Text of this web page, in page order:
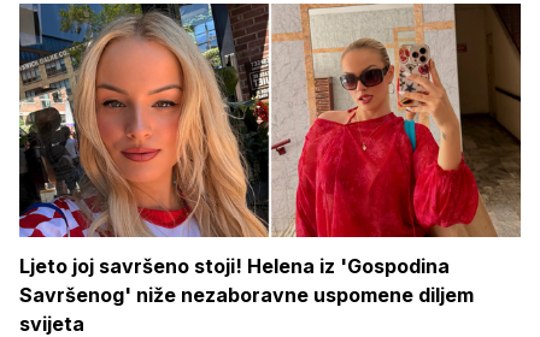
Ljeto joj savršeno stoji! Helena iz 'Gospodina
Savršenog' niže nezaboravne uspomene diljem
svijeta